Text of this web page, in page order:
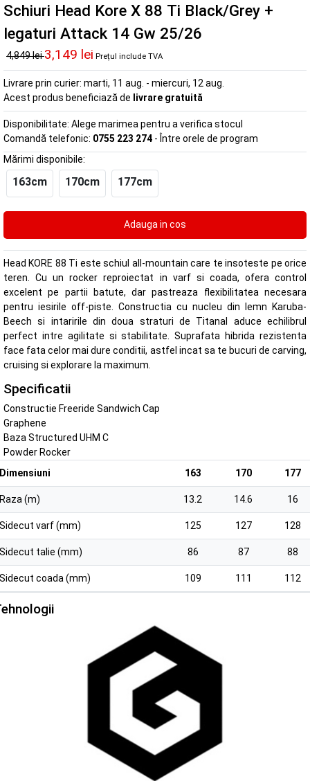
Schiuri Head Kore X 88 Ti Black/Grey +
legaturi Attack 14 Gw 25/26
4,849 lei3,149 lei Prețul include TVA
Livrare prin curier: marti, 11 aug. - miercuri, 12 aug.
Acest produs beneficiază de livrare gratuită
Disponibilitate: Alege marimea pentru a verifica stocul
Comandă telefonic: 0755 223 274 - Între orele de program
Mărimi disponibile:
163cm 170cm 177cm
Head KORE 88 Ti este schiul all-mountain care te insoteste pe orice
teren. Cu un rocker reproiectat in varf si coada, ofera control
excelent pe partii batute, dar pastreaza flexibilitatea necesara
pentru iesirile off-piste. Constructia cu nucleu din lemn Karuba-
Beech si intaririle din doua straturi de Titanal aduce echilibrul
perfect intre agilitate si stabilitate. Suprafata hibrida rezistenta
face fata celor mai dure conditii, astfel incat sa te bucuri de carving,
cruising si explorare la maximum.
Specificatii
Constructie Freeride Sandwich Cap
Graphene
Baza Structured UHM C
Powder Rocker
Dimensiuni
163 170 177
Raza (m) 13.2 14.6 16
Sidecut varf (mm) 125 127 128
Sidecut talie (mm) 86 87 88
Sidecut coada (mm) 109 111 112